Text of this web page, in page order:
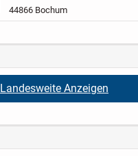
Deutscher Hausaufzucht .
44866 Bochum
Landesweite Anzeigen